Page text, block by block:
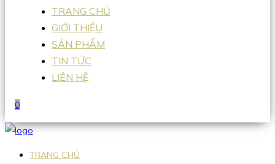
TRANG CHỦ
GIỚI THIỆU
SẢN PHẨM
TIN TỨC
LIÊN HỆ
0
TRANG CHỦ